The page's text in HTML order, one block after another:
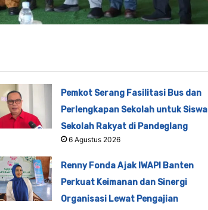
Pemkot Serang Fasilitasi Bus dan
Perlengkapan Sekolah untuk Siswa
Sekolah Rakyat di Pandeglang
6 Agustus 2026
Renny Fonda Ajak IWAPI Banten
Perkuat Keimanan dan Sinergi
Organisasi Lewat Pengajian